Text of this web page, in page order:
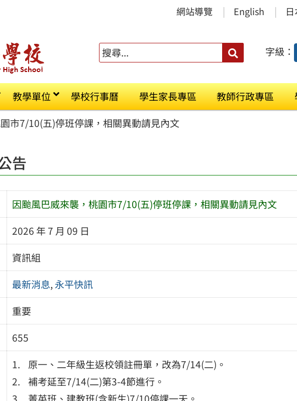
網站導覽 English
搜
字級：
教學單位 學校行事曆 學生家長專區 教師行政專區
市7/10(五)停班停課，相關異動請見內文
告
因颱風巴威來襲，桃園市7/10(五)停班停課，相關異動請見內文
2026 年 7 月 09 日
資訊組
最新消息, 永平快訊
重要
655
原一、二年級生返校領註冊單，改為7/14(二)。
補考延至7/14(二)第3-4節進行。